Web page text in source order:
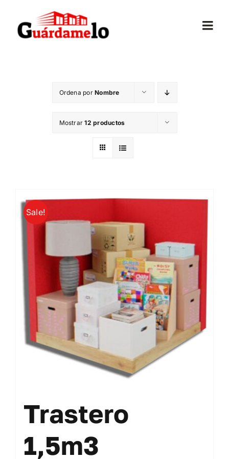
contenido
Conócenos
Mudanzas
Contacto
Mi cuenta
Carrito
Ordena porNombre
Mostrar12 productos
Sale!
Trastero
1,5m3